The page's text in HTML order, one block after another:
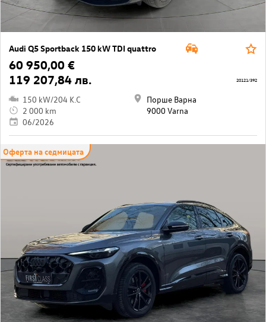
Audi Q5 Sportback 150 kW TDI quattro
60 950,00 €
119 207,84 лв.
150 kW/204 K.C
2 000 km
06/2026
Порше Варна
9000 Varna
20121/392
Оферта на седмицата